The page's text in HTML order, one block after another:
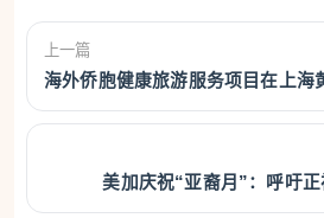
验与本土人脉。
2014年，徐哲辞去稳定的工
创立塔州发展集团。塔斯马尼亚
州，全部由岛屿组成，土壤肥沃
水产业是当地的优势产业。徐哲
上一篇
海外侨胞健康旅游服务项目在上海
美加庆祝“亚裔月”：呼吁